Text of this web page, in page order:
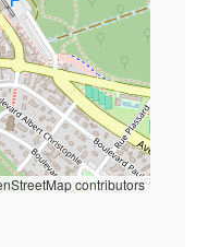
contributors